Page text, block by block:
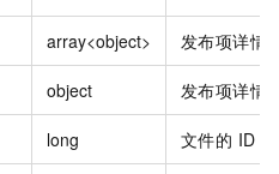
array<object> 发布项详情
object 发布项详情
long 文件的 ID 。